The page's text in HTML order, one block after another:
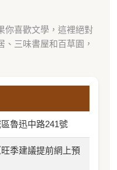
你喜歡文學，這裡絕對
三味書屋和百草園，
魯迅中路241號
季建議提前網上預